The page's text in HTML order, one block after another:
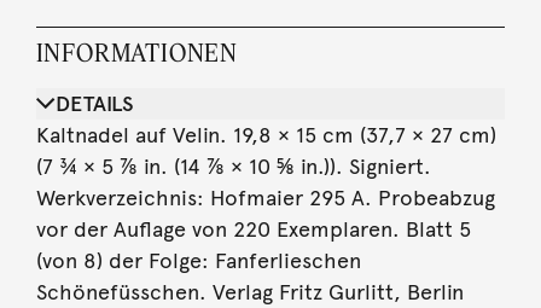
INFORMATIONEN
DETAILS
Kaltnadel auf Velin. 19,8 × 15 cm (37,7 × 27 cm)
(7 ¾ × 5 ⅞ in. (14 ⅞ × 10 ⅝ in.)). Signiert.
Werkverzeichnis: Hofmaier 295 A. Probeabzug
vor der Auflage von 220 Exemplaren. Blatt 5
(von 8) der Folge: Fanferlieschen
Schönefüsschen. Verlag Fritz Gurlitt, Berlin